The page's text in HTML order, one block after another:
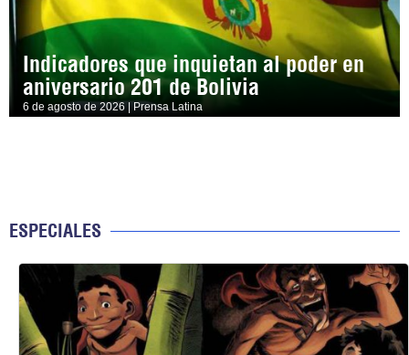
Indicadores que inquietan al poder en
aniversario 201 de Bolivia
6 de agosto de 2026 | Prensa Latina
ESPECIALES